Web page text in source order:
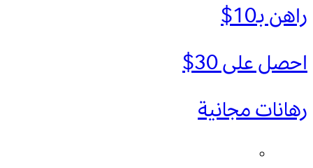
راهن بـ10$
احصل على 30$
رهانات مجانية